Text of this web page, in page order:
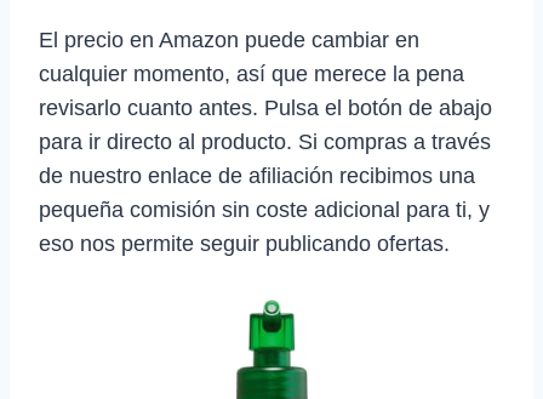
El precio en Amazon puede cambiar en
cualquier momento, así que merece la pena
revisarlo cuanto antes. Pulsa el botón de abajo
para ir directo al producto. Si compras a través
de nuestro enlace de afiliación recibimos una
pequeña comisión sin coste adicional para ti, y
eso nos permite seguir publicando ofertas.